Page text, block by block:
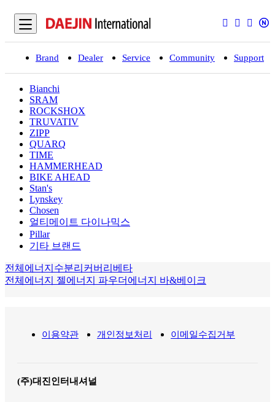
Brand Dealer Service Community Support
Bianchi
SRAM
ROCKSHOX
TRUVATIV
ZIPP
QUARQ
TIME
HAMMERHEAD
BIKE AHEAD
Stan's
Lynskey
Chosen
얼티메이트 다이나믹스
Pillar
기타 브랜드
전체 에너지 수분리커버리 베타
전체 에너지 젤에너지 파우더 에너지 바&베이크
이용약관 개인정보처리 이메일수집거부
(주)대진인터내셔널